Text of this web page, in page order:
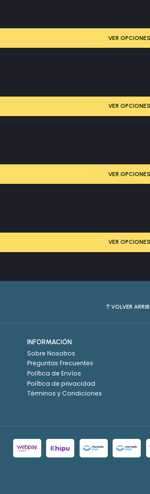
VER OPCIONES
VER OPCIONES
VER OPCIONES
VER OPCIONES
VOLVER
INFORMACIÓN
Sobre Nosotros
Preguntas Frecuentes
Política de Envíos
Política de privacidad
Términos y Condiciones